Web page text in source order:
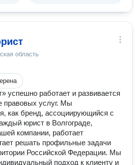
область
успешно работает и развивается
правовых услуг. Мы
как бренд, ассоциирующийся с
юрист в Волгограде,
компании, работает
решать профильные задачи
Российской Федерации. Мы
подход к клиенту и